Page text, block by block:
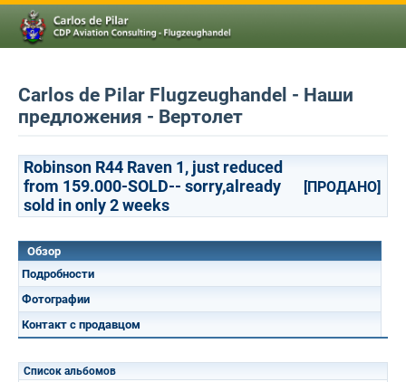
Carlos de Pilar Flugzeughandel - Наши
предложения - Вертолет
Robinson R44 Raven 1, just reduced
from 159.000-SOLD-- sorry,already
sold in only 2 weeks
[ПРОДАНО]
Обзор
Подробности
Фотографии
Контакт с продавцом
Список альбомов